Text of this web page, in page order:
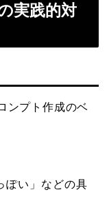
実践的対
ンプト作成のベ
ぽい」などの具